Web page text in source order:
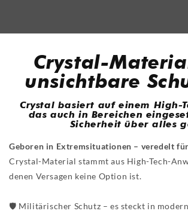
Crystal-
unsichtbare
Crystal basiert auf einem High-
das auch in Bereichen
Sicherheit über alles
Geboren in Extremsituationen – veredelt
Crystal-Material stammt aus High-Tech-
denen Versagen keine Option ist.
🛡️ Militärischer Schutz – es steckt in